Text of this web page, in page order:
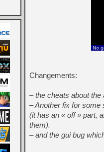
Changements:
– the cheats about the
– Another fix for some
(it has an « off » part,
them).
– and the gui bug